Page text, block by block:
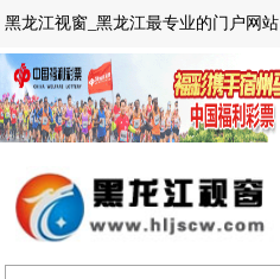
黑龙江视窗_黑龙江最专业的门户网站